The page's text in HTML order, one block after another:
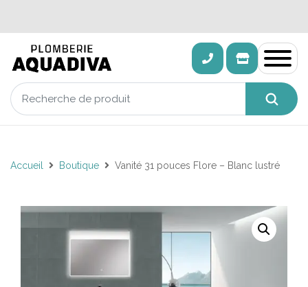
Accueil Boutique Vanité 31 pouces Flore – Blanc lustré